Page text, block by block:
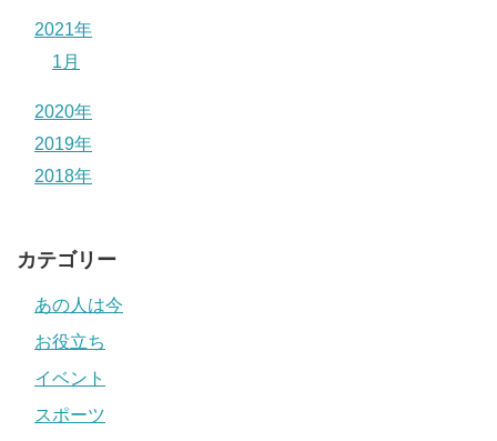
2021年
1月
2020年
2019年
2018年
カテゴリー
あの人は今
お役立ち
イベント
スポーツ